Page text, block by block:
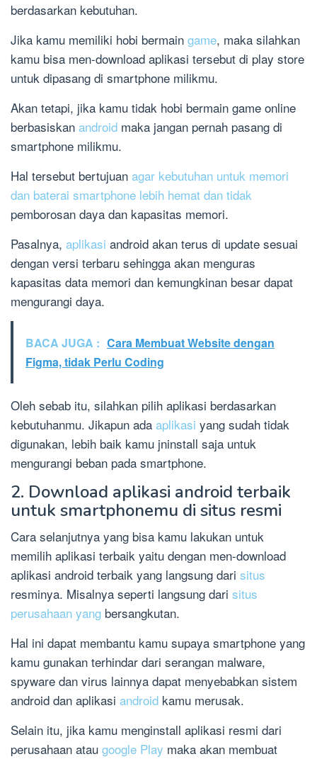
berdasarkan kebutuhan.
Jika kamu memiliki hobi bermain game, maka silahkan
kamu bisa men-download aplikasi tersebut di play store
untuk dipasang di smartphone milikmu.
Akan tetapi, jika kamu tidak hobi bermain game online
berbasiskan android maka jangan pernah pasang di
smartphone milikmu.
Hal tersebut bertujuan agar kebutuhan untuk memori
dan baterai smartphone lebih hemat dan tidak
pemborosan daya dan kapasitas memori.
Pasalnya, aplikasi android akan terus di update sesuai
dengan versi terbaru sehingga akan menguras
kapasitas data memori dan kemungkinan besar dapat
mengurangi daya.
BACA JUGA : Cara Membuat Website dengan
Figma, tidak Perlu Coding
Oleh sebab itu, silahkan pilih aplikasi berdasarkan
kebutuhanmu. Jikapun ada aplikasi yang sudah tidak
digunakan, lebih baik kamu jninstall saja untuk
mengurangi beban pada smartphone.
2. Download aplikasi android terbaik
untuk smartphonemu di situs resmi
Cara selanjutnya yang bisa kamu lakukan untuk
memilih aplikasi terbaik yaitu dengan men-download
aplikasi android terbaik yang langsung dari situs
resminya. Misalnya seperti langsung dari situs
perusahaan yang bersangkutan.
Hal ini dapat membantu kamu supaya smartphone yang
kamu gunakan terhindar dari serangan malware,
spyware dan virus lainnya dapat menyebabkan sistem
android dan aplikasi android kamu merusak.
Selain itu, jika kamu menginstall aplikasi resmi dari
perusahaan atau google Play maka akan membuat